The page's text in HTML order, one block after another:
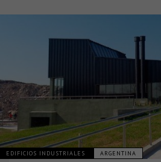
EDIFICIOS INDUSTRIALES ARGENTINA